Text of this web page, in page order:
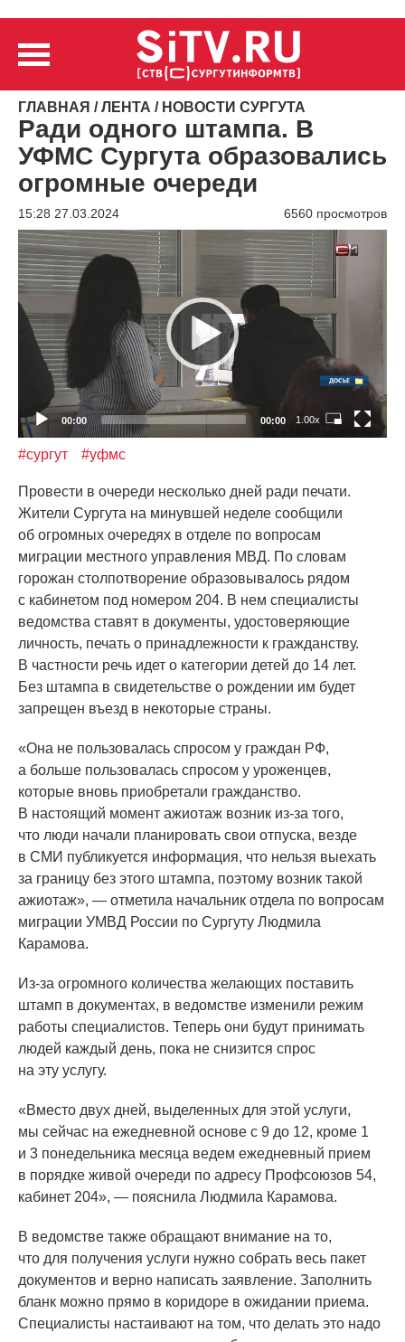
ГЛАВНАЯ /ЛЕНТА / НОВОСТИ СУРГУТА
Ради одного штампа. В
УФМС Сургута образовались
огромные очереди
15:28 27.03.2024 6560 просмотров
Видеоплеер
00:00 00:00 1.00x
#сургут #уфмс
Провести в очереди несколько дней ради печати.
Жители Сургута на минувшей неделе сообщили
об огромных очередях в отделе по вопросам
миграции местного управления МВД. По словам
горожан столпотворение образовывалось рядом
с кабинетом под номером 204. В нем специалисты
ведомства ставят в документы, удостоверяющие
личность, печать о принадлежности к гражданству.
В частности речь идет о категории детей до 14 лет.
Без штампа в свидетельстве о рождении им будет
запрещен въезд в некоторые страны.
«Она не пользовалась спросом у граждан РФ,
а больше пользовалась спросом у уроженцев,
которые вновь приобретали гражданство.
В настоящий момент ажиотаж возник из-за того,
что люди начали планировать свои отпуска, везде
в СМИ публикуется информация, что нельзя выехать
за границу без этого штампа, поэтому возник такой
ажиотаж», — отметила начальник отдела по вопросам
миграции УМВД России по Сургуту Людмила
Карамова.
Из-за огромного количества желающих поставить
штамп в документах, в ведомстве изменили режим
работы специалистов. Теперь они будут принимать
людей каждый день, пока не снизится спрос
на эту услугу.
«Вместо двух дней, выделенных для этой услуги,
мы сейчас на ежедневной основе с 9 до 12, кроме 1
и 3 понедельника месяца ведем ежедневный прием
в порядке живой очереди по адресу Профсоюзов 54,
кабинет 204», — пояснила Людмила Карамова.
В ведомстве также обращают внимание на то,
что для получения услуги нужно собрать весь пакет
документов и верно написать заявление. Заполнить
бланк можно прямо в коридоре в ожидании приема.
Специалисты настаивают на том, что делать это надо